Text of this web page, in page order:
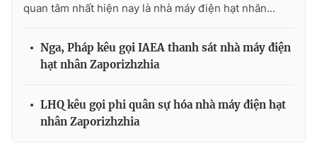
Giấy phép hoạt động báo in và báo điện tử số 483/GP-BTTTT
Tổng Biên tập:Vũ Thanh Thủy
Phó Tổng Biên tập:Nguyễn Thị Mỹ Hạnh, Phạm Quốc Thắng,
Tổng đài VTV: 024.38 355 931 - 024.38 355 932
Ðiện thoại Thời báo VTV: 024.66 897 897
quan tâm nhất hiện nay là nhà máy điện hạt nhân...
Nga, Pháp kêu gọi IAEA thanh sát nhà máy điện
hạt nhân Zaporizhzhia
LHQ kêu gọi phi quân sự hóa nhà máy điện hạt
nhân Zaporizhzhia